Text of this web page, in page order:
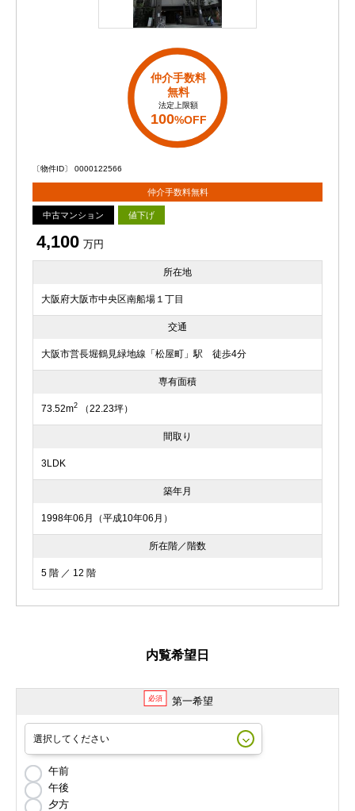
仲介手数料
無料
法定上限額
100%OFF
〔物件ID〕 0000122566
仲介手数料無料
中古マンション 値下げ
4,100 万円
所在地
大阪府大阪市中央区南船場１丁目
交通
大阪市営長堀鶴見緑地線「松屋町」駅 徒歩4分
専有面積
73.52m2 （22.23坪）
間取り
3LDK
築年月
1998年06月（平成10年06月）
所在階／階数
5 階 ／ 12 階
内覧希望日
必須 第一希望
午前
午後
夕方